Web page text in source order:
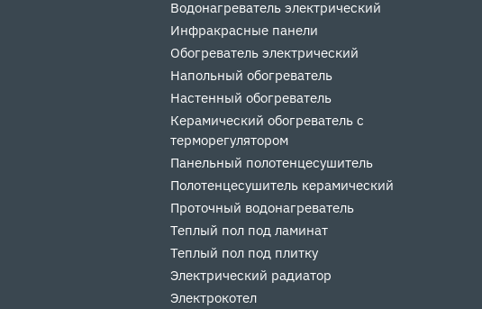
Водонагреватель электрический
Инфракрасные панели
Обогреватель электрический
Напольный обогреватель
Настенный обогреватель
Керамический обогреватель с
терморегулятором
Панельный полотенцесушитель
Полотенцесушитель керамический
Проточный водонагреватель
Теплый пол под ламинат
Теплый пол под плитку
Электрический радиатор
Электрокотел